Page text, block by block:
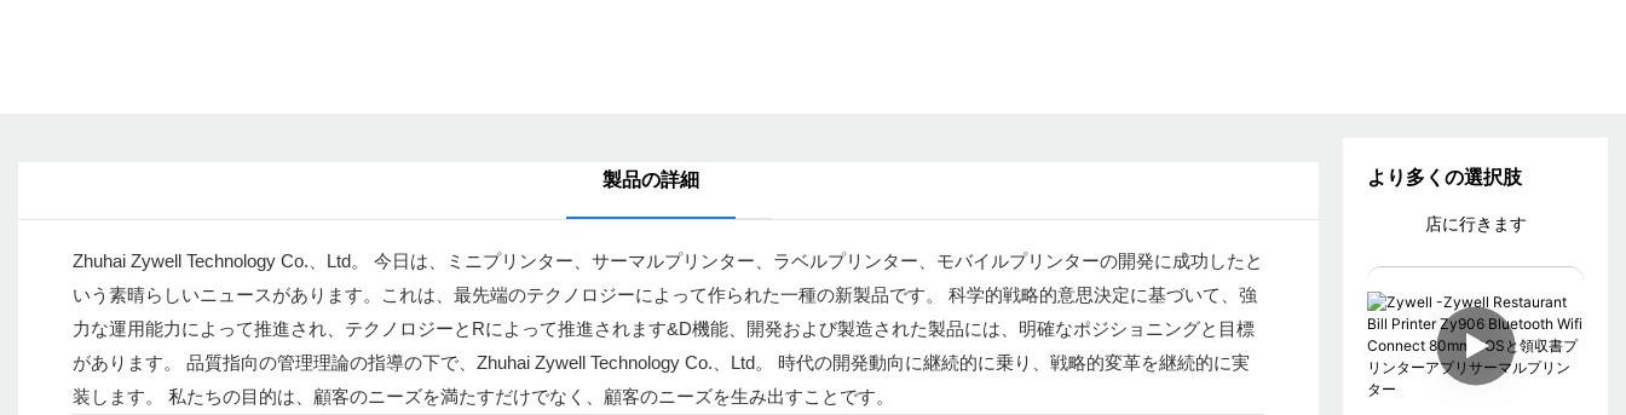
より多くの選択肢
店に行きます
製品の詳細
Zhuhai Zywell Technology Co.、Ltd。 今日は、ミニプリンター、サーマルプリンター、ラベルプリンター、モバイルプリンターの開発に成功したと
いう素晴らしいニュースがあります。これは、最先端のテクノロジーによって作られた一種の新製品です。 科学的戦略的意思決定に基づいて、強
力な運用能力によって推進され、テクノロジーとRによって推進されます&D機能、開発および製造された製品には、明確なポジショニングと目標
があります。 品質指向の管理理論の指導の下で、Zhuhai Zywell Technology Co.、Ltd。 時代の開発動向に継続的に乗り、戦略的変革を継続的に実
装します。 私たちの目的は、顧客のニーズを満たすだけでなく、顧客のニーズを生み出すことです。